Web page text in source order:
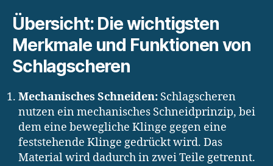
Übersicht: Die wichtigsten
Merkmale und Funktionen von
Schlagscheren
Mechanisches Schneiden: Schlagscheren
nutzen ein mechanisches Schneidprinzip, bei
dem eine bewegliche Klinge gegen eine
feststehende Klinge gedrückt wird. Das
Material wird dadurch in zwei Teile getrennt.